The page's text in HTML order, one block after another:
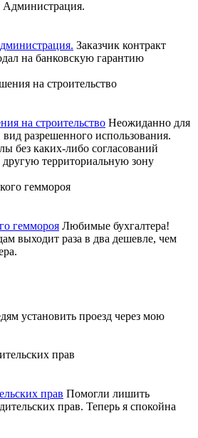
Заказчик контракт
на банковскую гарантию
на строительство Неожиданно для
вид разрешенного использования.
без каких-либо согласований
территориальную зону
геммороя Любимые бухгалтера!
выходит раза в два дешевле, чем
установить проезд через мою
прав Помогли лишить
прав. Теперь я спокойна